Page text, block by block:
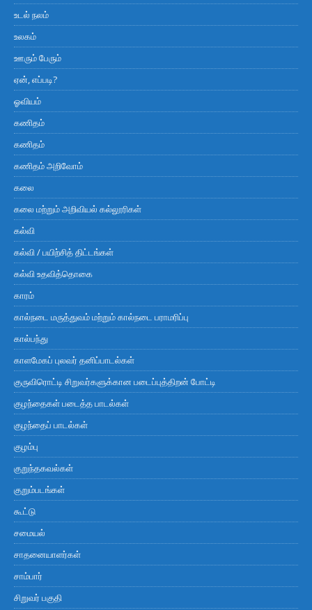
உடல் நலம்
உலகம்
ஊரும் பேரும்
ஏன், எப்படி?
ஓவியம்
கணிதம்
கணிதம்
கணிதம் அறிவோம்
கலை
கலை மற்றும் அறிவியல் கல்லூரிகள்
கல்வி
கல்வி / பயிற்சித் திட்டங்கள்
கல்வி உதவித்தொகை
காரம்
கால்நடை மருத்துவம் மற்றும் கால்நடை பராமரிப்பு
கால்பந்து
காளமேகப் புலவர் தனிப்பாடல்கள்
குருவிரொட்டி சிறுவர்களுக்கான படைப்புத்திறன் போட்டி
குழந்தைகள் படைத்த பாடல்கள்
குழந்தைப் பாடல்கள்
குழம்பு
குறுந்தகவல்கள்
குறும்படங்கள்
கூட்டு
சமையல்
சாதனையாளர்கள்
சாம்பார்
சிறுவர் பகுதி